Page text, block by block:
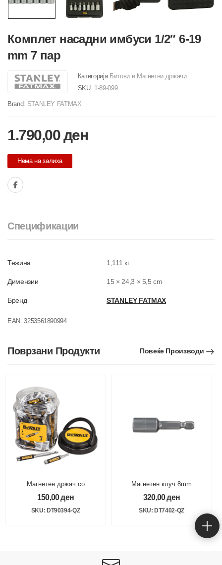
Комплет насадни имбуси 1/2″ 6-19
mm 7 пар
Категорија Битови и Магнетни држачи
SKU: 1-89-099
Brand: STANLEY FATMAX
1.790,00ден
Нема на залиха
Спецификации
Тежина 1,111 кг
Димензии 15 × 24,3 × 5,5 cm
Бренд STANLEY FATMAX
EAN:3253561890994
Поврзани Продукти Повеќе Производи
Магнетен држач со
водилка 80mm (DT7701)
150,00ден
SKU: DT90394-QZ
Магнетен клуч 8mm
320,00ден
SKU: DT7402-QZ